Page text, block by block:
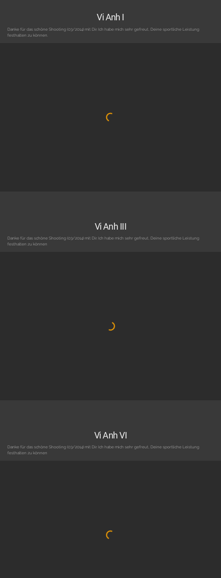
Vi Anh I
Danke für das schöne Shooting (03/2014) mit Dir. Ich habe mich sehr gefreut, Deine sportliche Leistung
festhalten zu können.
Vi Anh III
Danke für das schöne Shooting (03/2014) mit Dir. Ich habe mich sehr gefreut, Deine sportliche Leistung
festhalten zu können
Vi Anh VI
Danke für das schöne Shooting (03/2014) mit Dir. Ich habe mich sehr gefreut, Deine sportliche Leistung
festhalten zu können